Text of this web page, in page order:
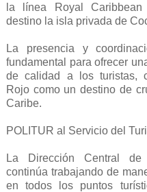
la línea Royal
destino la isla privada de
La presencia y
fundamental para ofrecer
de calidad a los turistas,
Rojo como un destino de
Caribe.
POLITUR al Servicio del
La Dirección Central
continúa trabajando de
en todos los puntos